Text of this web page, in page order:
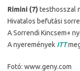
Rimini (7) testhosszal
Hivatalos befutási
A Sorrendi Kincsem+
A nyeremények ITT
Fotó: www.geny.com